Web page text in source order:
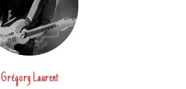
Grégory Laurent